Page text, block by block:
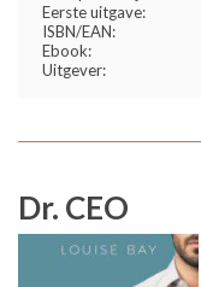
Eerste uitgave:
ISBN/EAN:
Ebook:
Uitgever:
Dr. CEO